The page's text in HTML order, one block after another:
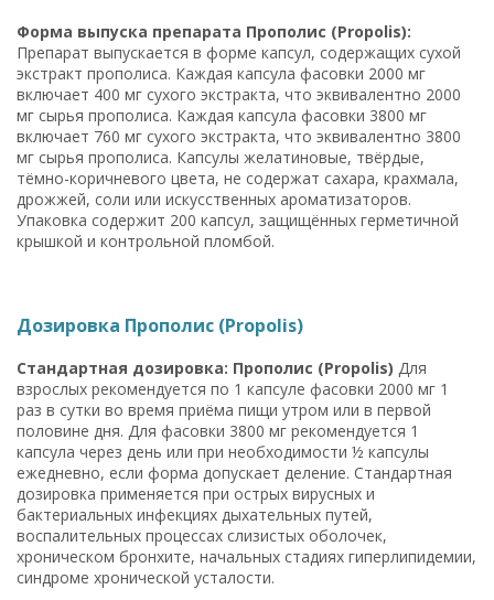
Форма выпуска препарата Прополис (Propolis):
Препарат выпускается в форме капсул, содержащих сухой
экстракт прополиса. Каждая капсула фасовки 2000 мг
включает 400 мг сухого экстракта, что эквивалентно 2000
мг сырья прополиса. Каждая капсула фасовки 3800 мг
включает 760 мг сухого экстракта, что эквивалентно 3800
мг сырья прополиса. Капсулы желатиновые, твёрдые,
тёмно-коричневого цвета, не содержат сахара, крахмала,
дрожжей, соли или искусственных ароматизаторов.
Упаковка содержит 200 капсул, защищённых герметичной
крышкой и контрольной пломбой.
Дозировка Прополис (Propolis)
Стандартная дозировка: Прополис (Propolis) Для
взрослых рекомендуется по 1 капсуле фасовки 2000 мг 1
раз в сутки во время приёма пищи утром или в первой
половине дня. Для фасовки 3800 мг рекомендуется 1
капсула через день или при необходимости ½ капсулы
ежедневно, если форма допускает деление. Стандартная
дозировка применяется при острых вирусных и
бактериальных инфекциях дыхательных путей,
воспалительных процессах слизистых оболочек,
хроническом бронхите, начальных стадиях гиперлипидемии,
синдроме хронической усталости.